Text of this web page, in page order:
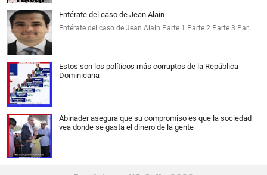
Entérate del caso de Jean Alain
Entérate del caso de Jean Alain Parte 1 Parte 2 Parte 3 Par…
Estos son los políticos más corruptos de la República
Dominicana
Abinader asegura que su compromiso es que la sociedad
vea donde se gasta el dinero de la gente